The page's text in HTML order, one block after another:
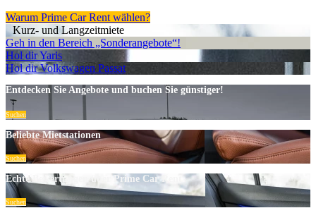
Warum Prime Car Rent wählen?
Kurz- und Langzeitmiete
Geh in den Bereich „Sonderangebote“!
Hol dir Yaris
Hol dir Volkswagen Passat
Entdecken Sie Angebote und buchen Sie günstiger!
Suchen
Beliebte Mietstationen
Suchen
Echte Bewertungen über Prime Car Rent
Suchen